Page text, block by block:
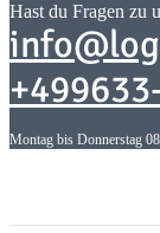
Hast du Fragen zu
Montag bis Donnerstag